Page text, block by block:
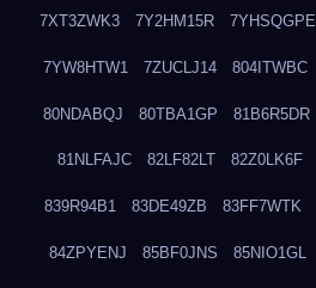
7XT3ZWK3 7Y2HM15R 7YHSQGPE
7YW8HTW1 7ZUCLJ14 804ITWBC
80NDABQJ 80TBA1GP 81B6R5DR
81NLFAJC 82LF82LT 82Z0LK6F
839R94B1 83DE49ZB 83FF7WTK
84ZPYENJ 85BF0JNS 85NIO1GL